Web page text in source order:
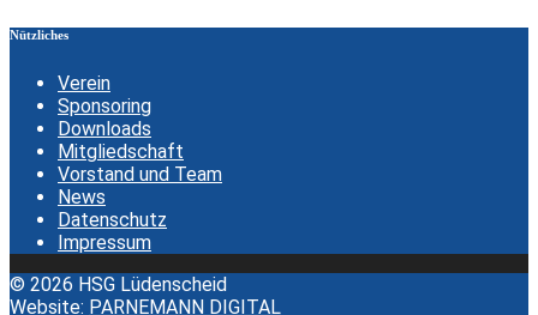
Nützliches
Verein
Sponsoring
Downloads
Mitgliedschaft
Vorstand und Team
News
Datenschutz
Impressum
© 2026 HSG Lüdenscheid
Website: PARNEMANN DIGITAL